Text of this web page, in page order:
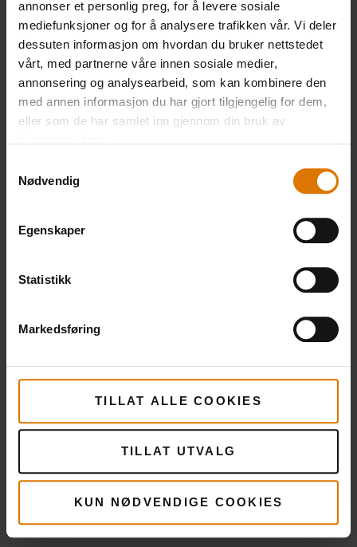
annonser et personlig preg, for å levere sosiale
mediefunksjoner og for å analysere trafikken vår. Vi deler
dessuten informasjon om hvordan du bruker nettstedet
vårt, med partnerne våre innen sosiale medier,
annonsering og analysearbeid, som kan kombinere den
med annen informasjon du har gjort tilgjengelig for dem,
eller som de har samlet inn gjennom din bruk av
Nødvendig
Egenskaper
Statistikk
Markedsføring
TILLAT ALLE COOKIES
TILLAT UTVALG
KUN NØDVENDIGE COOKIES
1 ts Provence-urter
1 laurbærblad
Håndfull persille til pynt
Anbefalt tilbehør